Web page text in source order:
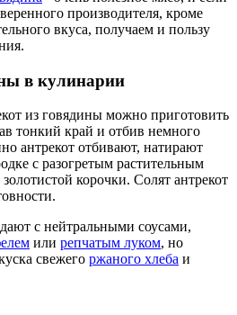
производителя, кроме
вкуса, получаем и пользу
в кулинарии
из говядины можно приготовить
тонкий край и отбив немного
антрекот отбивают, натирают
с разогретым растительным
корочки. Солят антрекот
с нейтральными соусами,
или репчатым луком, но
свежего ржаного хлеба и